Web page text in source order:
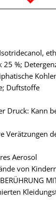
%;
Duftstoffe
Druck: Kann
Verätzungen
Aerosol
von